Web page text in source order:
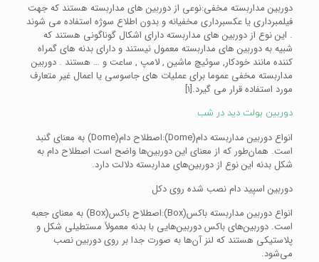
دوربین مداربسته مخفی:نوعی از دوربین های مداربسته هستند که جهت
فیلمبرداری یا عکسبرداری مخفیانه و بدون اطلاع سوژه استفاده می شوند
. این نوع از دوربین های مداربسته دارای اشکال گوناگونی هستند که
شبیه به دوربین های مداربسته معمول نیستند و دارای بدنه های گمراه
کننده مانند خودکار, سوئیچ ماشین , لامپ , ساعت و … هستند . دوربین
مداربسته مخفی عموما برای عملیات های جاسوسی یا اعمال غیر متعارف
مورد استفاده قرار می گیرد.[۱]
دوربین بولت دید در شب
انواع دوربین مداربسته دام(Dome):اصطلاح دام(Dome) به معنای گنبد
است. همان‌طور که از معنای این دوربین‌ها واضح است اصطلاح دام به
شکل بدنه این نوع از دوربین‌های مداربسته دلالت دارد.
دوربین اسپید دام نصب شده روی دکل
انواع دوربین مداربسته باکس(Box):اصطلاح باکس(Box) به معنای جعبه
است. دوربین‌های باکس دوربین‌هایی با بدنه معمولاً مستطیلی شکل و
پلاستیکی هستند که لنز آن‌ها به صورت جدا بر روی دوربین نصب
می‌شود.